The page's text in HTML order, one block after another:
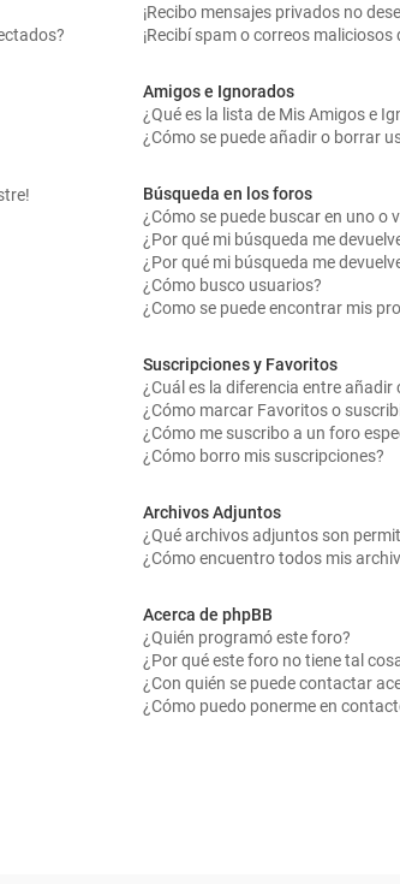
¡Recibo mensajes privados no
¡Recibí spam o correos
Amigos e Ignorados
¿Qué es la lista de Mis Amigos e
¿Cómo se puede añadir o borrar
Búsqueda en los foros
¿Cómo se puede buscar en uno o
¿Por qué mi búsqueda me
¿Por qué mi búsqueda me
¿Cómo busco usuarios?
¿Como se puede encontrar mis
Suscripciones y Favoritos
¿Cuál es la diferencia entre
¿Cómo marcar Favoritos o
¿Cómo me suscribo a un foro
¿Cómo borro mis suscripciones?
Archivos Adjuntos
¿Qué archivos adjuntos son
¿Cómo encuentro todos mis
Acerca de phpBB
¿Quién programó este foro?
¿Por qué este foro no tiene tal
¿Con quién se puede contactar
¿Cómo puedo ponerme en